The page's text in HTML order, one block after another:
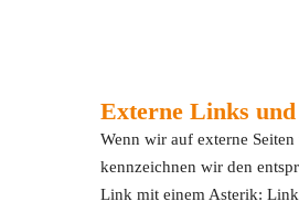
Externe Links
Wenn wir auf externe
kennzeichnen wir den
Link mit einem Asterik: